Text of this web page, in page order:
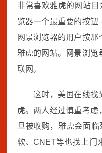
非常喜欢雅虎的网站目
览器一个最重要的按
网景浏览器的用户按那
雅虎的网站。网景浏览
联网。
这时，美国在线找
虎。两人经过慎重考虑
旦被收购，雅虎会面
软、CNET等也找上门